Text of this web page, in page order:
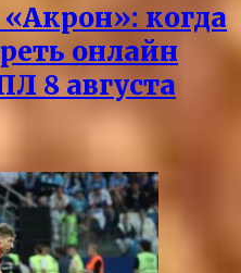
когда
онлайн
8 августа